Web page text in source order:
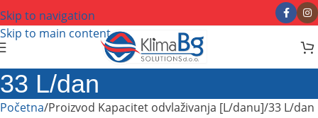
Skip to navigation
Skip to main content
33 L/dan
Početna Proizvod Kapacitet odvlaživanja [L/danu] 33 L/dan